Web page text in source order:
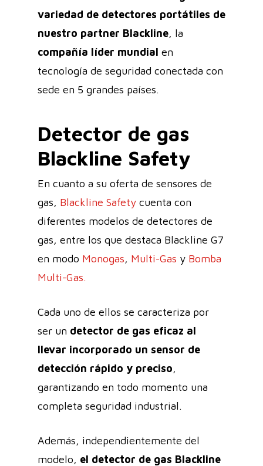
variedad de detectores portátiles de
nuestro partner Blackline, la
compañía líder mundial en
tecnología de seguridad conectada con
sede en 5 grandes países.
Detector de gas
Blackline Safety
En cuanto a su oferta de sensores de
gas, Blackline Safety cuenta con
diferentes modelos de detectores de
gas, entre los que destaca Blackline G7
en modo Monogas, Multi-Gas y Bomba
Multi-Gas.
Cada uno de ellos se caracteriza por
ser un detector de gas eficaz al
llevar incorporado un sensor de
detección rápido y preciso,
garantizando en todo momento una
completa seguridad industrial.
Además, independientemente del
modelo, el detector de gas Blackline